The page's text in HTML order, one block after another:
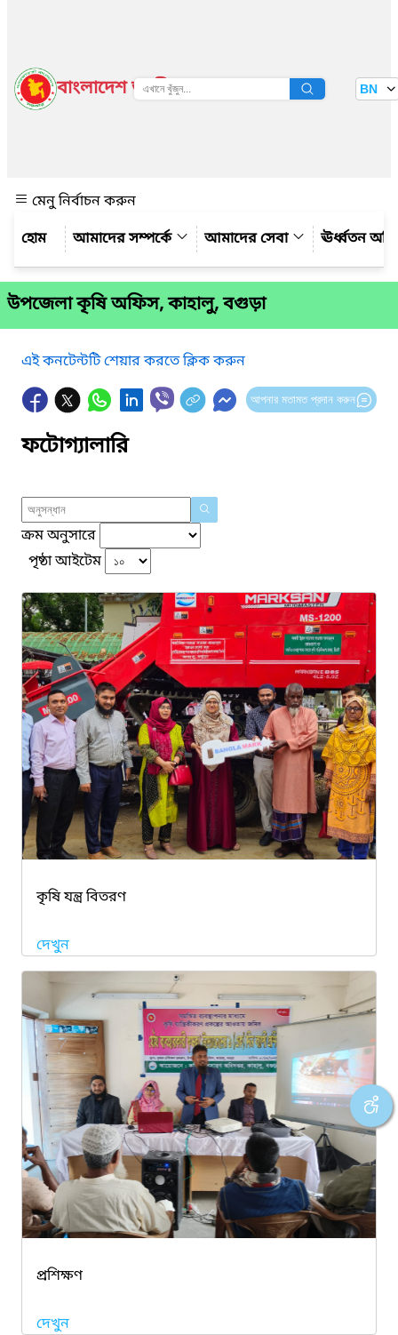
বাংলাদেশ জাতীয় তথ্য বাতায়ন BN
মেনু নির্বাচন করুন
আমাদের সম্পর্কে
আমাদের সেবা ঊর্ধ্বতন
উপজেলা কৃষি অফিস, কাহালু, বগুড়া
এই কনটেন্টটি শেয়ার করতে ক্লিক করুন
আপনার মতামত প্রদান করুন
ফটোগ্যালারি
ক্রম অনুসারে
পৃষ্ঠা আইটেম
কৃষি যন্ত্র বিতরণ
দেখুন
প্রশিক্ষণ
দেখুন